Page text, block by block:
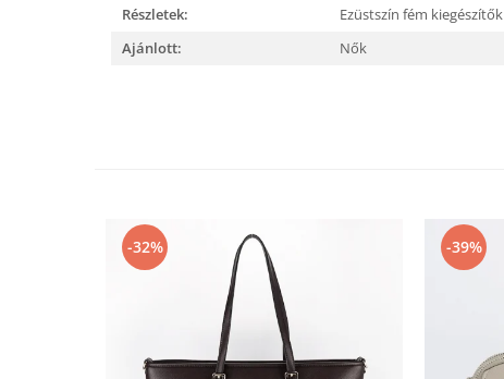
Részletek:
Ezüstszín fém kiegészítők
Ajánlott:
Nők
-32% -39%